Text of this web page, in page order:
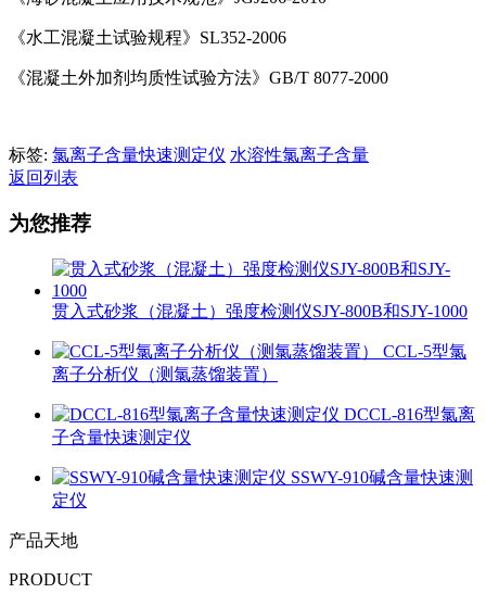
《水工混凝土试验规程》SL352-2006
《混凝土外加剂均质性试验方法》GB/T 8077-2000
标签: 氯离子含量快速测定仪 水溶性氯离子含量
返回列表
为您推荐
贯入式砂浆（混凝土）强度检测仪SJY-800B和SJY-1000
CCL-5型氯
离子分析仪（测氯蒸馏装置）
DCCL-816型氯离
子含量快速测定仪
SSWY-910碱含量快速测
定仪
产品天地
PRODUCT